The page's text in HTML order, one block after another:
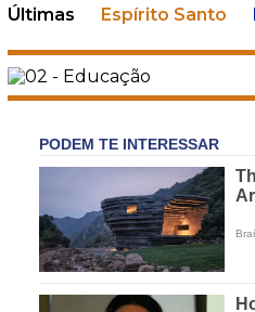
Últimas Espírito Santo